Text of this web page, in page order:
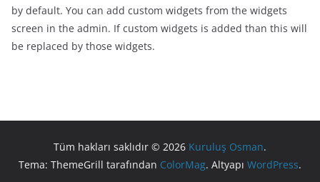
by default. You can add custom widgets from the widgets
screen in the admin. If custom widgets is added than this will
be replaced by those widgets.
Tüm hakları saklıdır © 2026 Kuruluş Osman.
Tema: ThemeGrill tarafından ColorMag. Altyapı WordPress.